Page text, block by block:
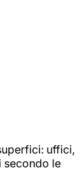
uffici,
secondo le